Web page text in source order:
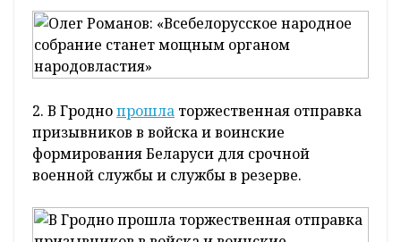
2. В Гроднопрошла торжественная отправка
призывников в войска и воинские
формирования Беларуси для срочной
военной службы и службы в резерве.